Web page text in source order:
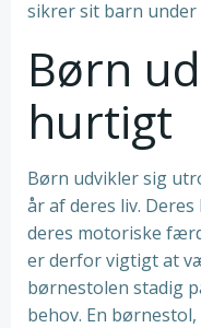
sikrer sit barn under
Børn
hurtigt
Børn udvikler sig
år af deres liv.
deres motoriske
er derfor vigtigt at
børnestolen stadig
behov. En